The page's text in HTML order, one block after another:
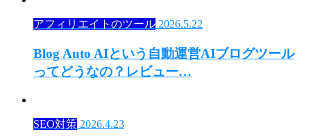
アフィリエイトのツール 2026.5.22
Blog Auto AIという自動運営AIブログツール
ってどうなの？レビュー…
SEO対策 2026.4.23